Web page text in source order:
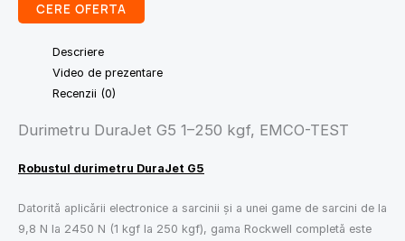
CERE OFERTA
Descriere
Video de prezentare
Recenzii (0)
Durimetru DuraJet G5 1–250 kgf, EMCO-TEST
Robustul durimetru DuraJet G5
Datorită aplicării electronice a sarcinii și a unei game de sarcini de la
9,8 N la 2450 N (1 kgf la 250 kgf), gama Rockwell completă este